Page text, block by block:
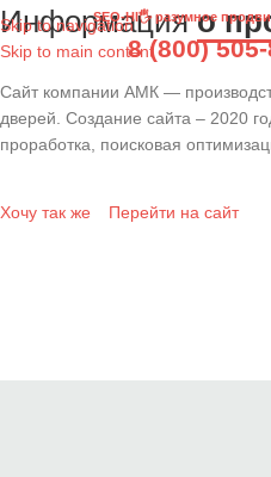
Skip to navigation
Skip to main content
SEO-HI🖐 разумное
8 (800)
Информацияо
Сайт компании АМК —
дверей. Создание сайта – 2020
проработка, поисковая
Хочу так же Перейти на сайт